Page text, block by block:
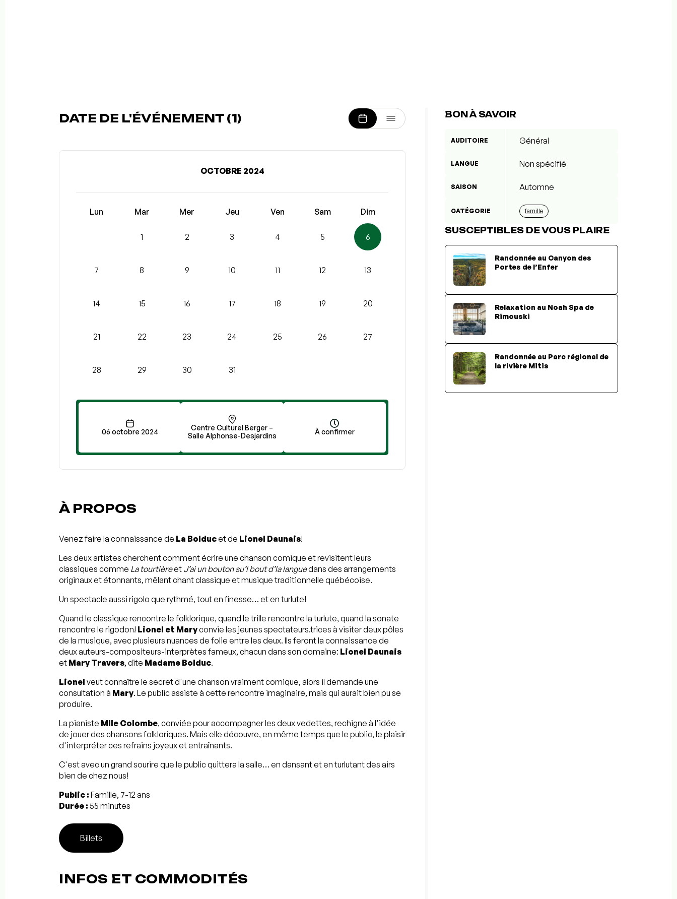
DATE DE L'ÉVÉNEMENT (1)
OCTOBRE 2024
Lun Mar Mer Jeu Ven Sam Dim
1 2 3 4 5 6
7 8 9 10 11 12 13
14 15 16 17 18 19 20
21 22 23 24 25 26 27
28 29 30 31
06 octobre 2024
Centre Culturel Berger –
Salle Alphonse-Desjardins
À confirmer
À PROPOS
Venez faire la connaissance de La Bolducet de Lionel Daunais!
Les deux artistes cherchent comment écrire une chanson comique et revisitent leurs
classiques comme La tourtièreet J’ai un bouton su’l bout d’la languedans des arrangements
originaux et étonnants, mêlant chant classique et musique traditionnelle québécoise.
Un spectacle aussi rigolo que rythmé, tout en finesse… et en turlute!
Quand le classique rencontre le folklorique, quand le trille rencontre la turlute, quand la sonate
rencontre le rigodon! Lionel et Maryconvie les jeunes spectateurs.trices à visiter deux pôles
de la musique, avec plusieurs nuances de folie entre les deux. Ils feront la connaissance de
deux auteurs-compositeurs-interprètes fameux, chacun dans son domaine: Lionel Daunais
et Mary Travers, dite Madame Bolduc.
Lionel veut connaître le secret d'une chanson vraiment comique, alors il demande une
consultation à Mary. Le public assiste à cette rencontre imaginaire, mais qui aurait bien pu se
produire.
La pianiste Mlle Colombe, conviée pour accompagner les deux vedettes, rechigne à l'idée
de jouer des chansons folkloriques. Mais elle découvre, en même temps que le public, le plaisir
d'interpréter ces refrains joyeux et entraînants.
C'est avec un grand sourire que le public quittera la salle… en dansant et en turlutant des airs
bien de chez nous!
Public : Famille, 7-12 ans
Durée : 55 minutes
Billets
INFOS ET COMMODITÉS
BON À SAVOIR
AUDITOIRE Général
LANGUE Non spécifié
SAISON Automne
CATÉGORIE famille
SUSCEPTIBLES DE VOUS PLAIRE
Randonnée au Canyon des
Portes de l’Enfer
Relaxation au Noah Spa de
Rimouski
Randonnée au Parc régional de
la rivière Mitis